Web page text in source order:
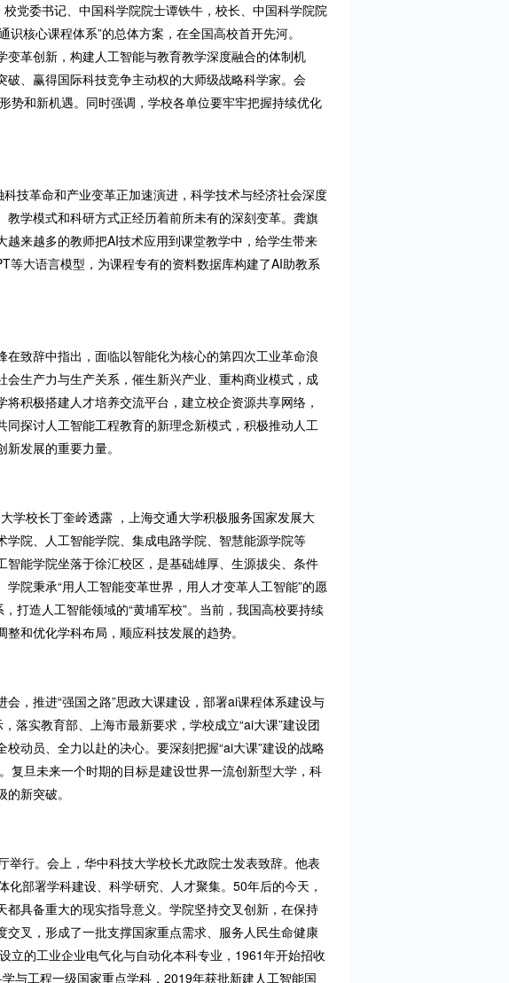
党委书记、中国科学院院士谭铁牛，校长、中国科学院院
核心课程体系”的总体方案，在全国高校首开先河。
革创新，构建人工智能与教育教学深度融合的体制机
、赢得国际科技竞争主动权的大师级战略科学家。会
势和新机遇。同时强调，学校各单位要牢牢把握持续优化
技革命和产业变革正加速演进，科学技术与经济社会深度
学模式和科研方式正经历着前所未有的深刻变革。龚旗
来越多的教师把AI技术应用到课堂教学中，给学生带来
等大语言模型，为课程专有的资料数据库构建了AI助教系
致辞中指出，面临以智能化为核心的第四次工业革命浪
生产力与生产关系，催生新兴产业、重构商业模式，成
积极搭建人才培养交流平台，建立校企资源共享网络，
探讨人工智能工程教育的新理念新模式，积极推动人工
发展的重要力量。
学校长丁奎岭透露 ，上海交通大学积极服务国家发展大
院、人工智能学院、集成电路学院、智慧能源学院等
能学院坐落于徐汇校区，是基础雄厚、生源拔尖、条件
院秉承“用人工智能变革世界，用人才变革人工智能”的愿
打造人工智能领域的“黄埔军校”。当前，我国高校要持续
和优化学科布局，顺应科技发展的趋势。
，推进“强国之路”思政大课建设，部署ai课程体系建设与
落实教育部、上海市最新要求，学校成立“ai大课”建设团
动员、全力以赴的决心。要深刻把握“ai大课”建设的战略
复旦未来一个时期的目标是建设世界一流创新型大学，科
新突破。
行。会上，华中科技大学校长尤政院士发表致辞。他表
部署学科建设、科学研究、人才聚集。50年后的今天，
具备重大的现实指导意义。学院坚持交叉创新，在保持
叉，形成了一批支撑国家重点需求、服务人民生命健康
立的工业企业电气化与自动化本科专业，1961年开始招收
与工程一级国家重点学科，2019年获批新建人工智能国